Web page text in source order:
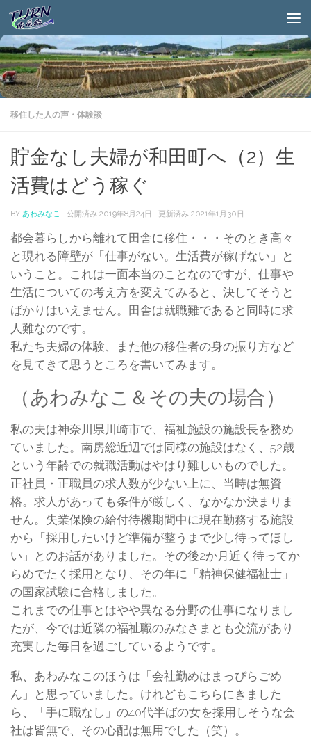
移住した人の声・体験談
貯金なし夫婦が和田町へ（2）生
活費はどう稼ぐ
BY あわみなこ · 公開済み 2019年8月24日 · 更新済み 2021年1月30日
都会暮らしから離れて田舎に移住・・・そのとき高々
と現れる障壁が「仕事がない。生活費が稼げない」と
いうこと。これは一面本当のことなのですが、仕事や
生活についての考え方を変えてみると、決してそうと
ばかりはいえません。田舎は就職難であると同時に求
人難なのです。
私たち夫婦の体験、また他の移住者の身の振り方など
を見てきて思うところを書いてみます。
（あわみなこ＆その夫の場合）
私の夫は神奈川県川崎市で、福祉施設の施設長を務め
ていました。南房総近辺では同様の施設はなく、52歳
という年齢での就職活動はやはり難しいものでした。
正社員・正職員の求人数が少ない上に、当時は無資
格。求人があっても条件が厳しく、なかなか決まりま
せん。失業保険の給付待機期間中に現在勤務する施設
から「採用したいけど準備が整うまで少し待ってほし
い」とのお話がありました。その後2か月近く待ってか
らめでたく採用となり、その年に「精神保健福祉士」
の国家試験に合格しました。
これまでの仕事とはやや異なる分野の仕事になりまし
たが、今では近隣の福祉職のみなさまとも交流があり
充実した毎日を過ごしているようです。
私、あわみなこのほうは「会社勤めはまっぴらごめ
ん」と思っていました。けれどもこちらにきました
ら、「手に職なし」の40代半ばの女を採用しそうな会
社は皆無で、その心配は無用でした（笑）。